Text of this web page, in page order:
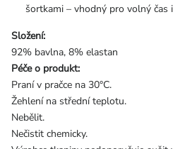
šortkami – vhodný pro volný čas
Složení:
92% bavlna, 8% elastan
Péče o produkt:
Praní v pračce na 30°C.
Žehlení na střední teplotu.
Nebělit.
Nečistit chemicky.